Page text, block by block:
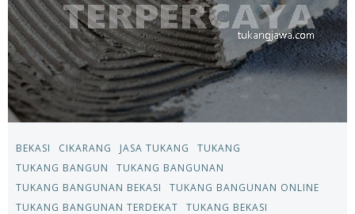
BEKASI CIKARANG JASA TUKANG
TUKANG
TUKANG BANGUN
TUKANG BANGUNAN
TUKANG BANGUNAN BEKASI
TUKANG BANGUNAN ONLINE
TUKANG BANGUNAN TERDEKAT
TUKANG BEKASI